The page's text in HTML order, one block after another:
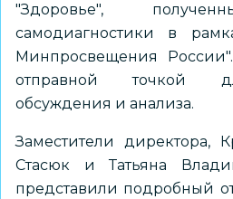
"Здоровье",
самодиагностики в
Минпросвещения
отправной точкой
обсуждения и анализа.
Заместители директора,
Стасюк и Татьяна
представили подробный